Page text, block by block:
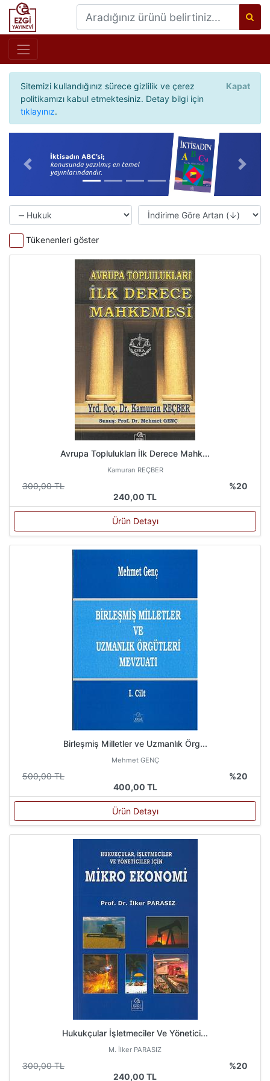
Sitemizi kullandığınız sürece gizlilik ve çerez
politikamızı kabul etmektesiniz. Detay bilgi için
tıklayınız.
Kapat
Önceki
Tükenenleri göster
Avrupa Toplulukları İlk Derece Mahk...
Kamuran REÇBER
300,00 TL
%20
240,00 TL
Ürün Detayı
Birleşmiş Milletler ve Uzmanlık Örg...
Mehmet GENÇ
500,00 TL
%20
400,00 TL
Ürün Detayı
Hukukçular İşletmeciler Ve Yönetici...
M. İlker PARASIZ
300,00 TL
%20
240,00 TL